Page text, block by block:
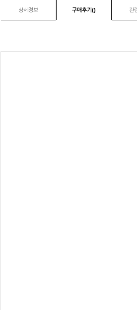
상세정보 구매후기() 관